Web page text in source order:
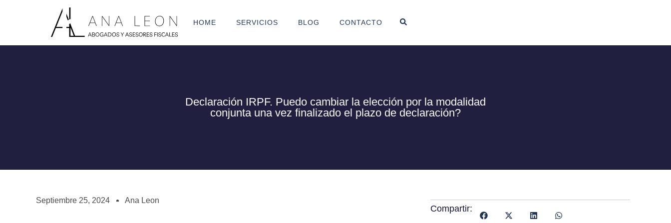
HOME SERVICIOS BLOG CONTACTO
Declaración IRPF. Puedo cambiar la elección por la modalidad
conjunta una vez finalizado el plazo de declaración?
Septiembre 25, 2024 Ana Leon
Compartir: